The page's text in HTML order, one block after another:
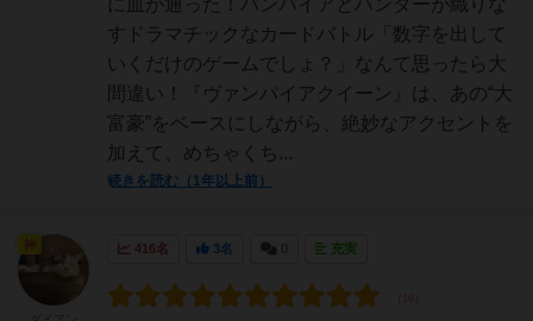
に血が通った！バンパイアとハンターが織りな
すドラマチックなカードバトル「数字を出して
いくだけのゲームでしょ？」なんて思ったら大
間違い！『ヴァンパイアクイーン』は、あの“大
富豪”をベースにしながら、絶妙なアクセントを
加えて、めちゃくち...
続きを読む（1年以上前）
416名 3名 充実